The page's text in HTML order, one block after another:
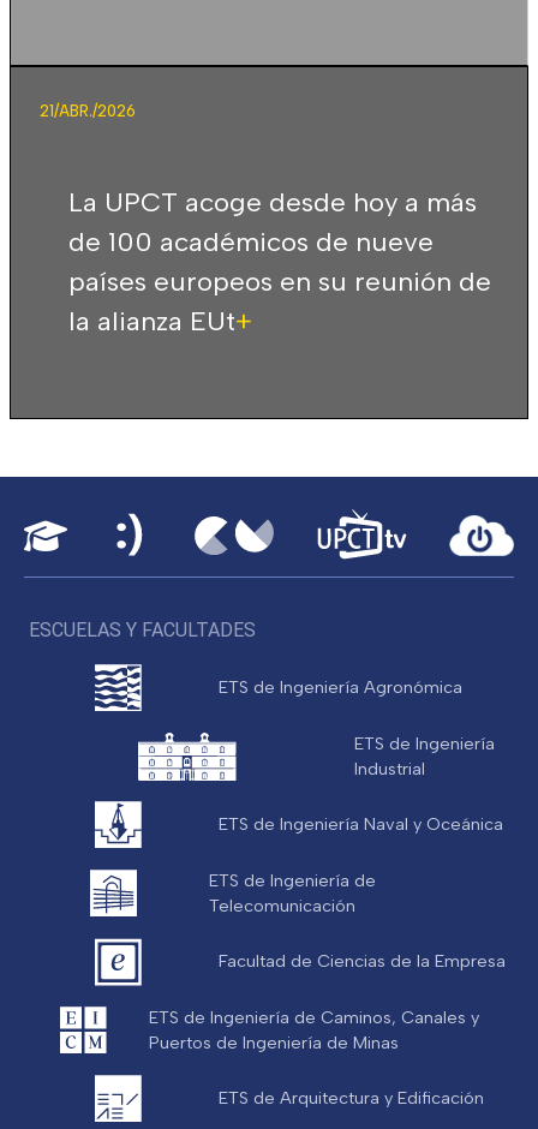
21/ABR./2026
La UPCT acoge desde hoy a más
de 100 académicos de nueve
países europeos en su reunión de
la alianza EUt+
ESCUELAS Y FACULTADES
ETS de Ingeniería Agronómica
ETS de Ingeniería
Industrial
ETS de Ingeniería Naval y Oceánica
ETS de Ingeniería de
Telecomunicación
Facultad de Ciencias de la Empresa
ETS de Ingeniería de Caminos, Canales y
Puertos de Ingeniería de Minas
ETS de Arquitectura y Edificación